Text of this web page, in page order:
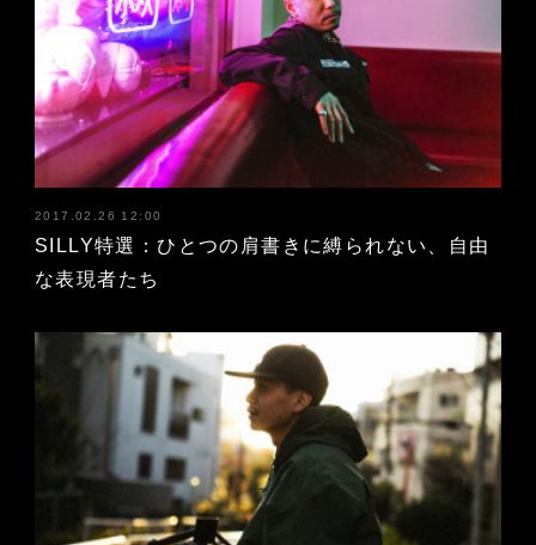
2017.02.26 12:00
SILLY特選：ひとつの肩書きに縛られない、自由
な表現者たち